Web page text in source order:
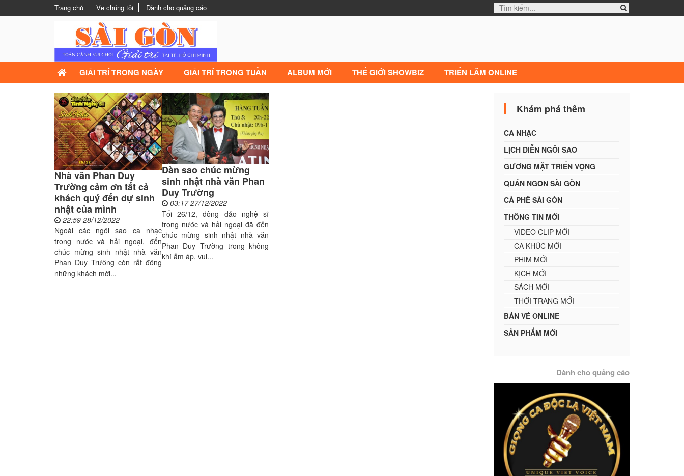
Trang chủ Về chúng tôi Dành cho quảng cáo
GIẢI TRÍ TRONG NGÀY GIẢI TRÍ TRONG TUẦN ALBUM MỚI THẾ GIỚI SHOWBIZ TRIỂN LÃM ONLINE
Nhà văn Phan Duy
Trường cảm ơn tất cả
khách quý đến dự sinh
nhật của mình
22:59 28/12/2022
Ngoài các ngôi sao ca nhạc
trong nước và hải ngoại, đến
chúc mừng sinh nhật nhà văn
Phan Duy Trường còn rất đông
những khách mời...
Dàn sao chúc mừng
sinh nhật nhà văn Phan
Duy Trường
03:17 27/12/2022
Tối 26/12, đông đảo nghệ sĩ
trong nước và hải ngoại đã đến
chúc mừng sinh nhật nhà văn
Phan Duy Trường trong không
khí ấm áp, vui...
Khám phá thêm
CA NHẠC
LỊCH DIỄN NGÔI SAO
GƯƠNG MẶT TRIỂN VỌNG
QUÁN NGON SÀI GÒN
CÀ PHÊ SÀI GÒN
THÔNG TIN MỚI
VIDEO CLIP MỚI
CA KHÚC MỚI
PHIM MỚI
KỊCH MỚI
SÁCH MỚI
THỜI TRANG MỚI
BÁN VÉ ONLINE
SẢN PHẨM MỚI
Dành cho quảng cáo